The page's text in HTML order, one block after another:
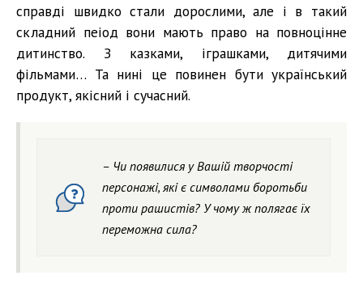
справді швидко стали дорослими, але і в такий
складний пеіод вони мають право на повноцінне
дитинство. З казками, іграшками, дитячими
фільмами… Та нині це повинен бути український
продукт, якісний і сучасний.
– Чи появилися у Вашій творчості
персонажі, які є символами боротьби
проти рашистів? У чому ж полягає їх
переможна сила?